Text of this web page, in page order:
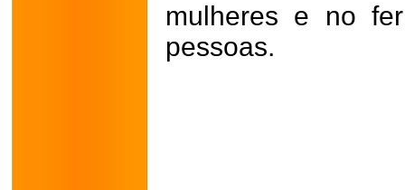
mulheres e no
pessoas.